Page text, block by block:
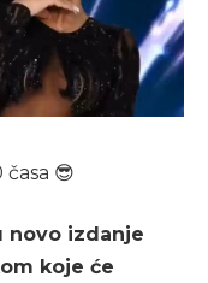
😎
novo izdanje
koje će